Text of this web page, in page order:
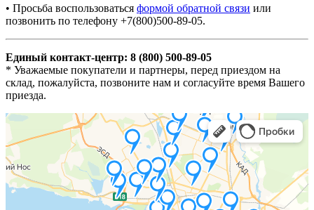
• Просьба воспользоваться формой обратной связи или
позвонить по телефону +7(800)500-89-05.
Единый контакт-центр: 8 (800) 500-89-05
* Уважаемые покупатели и партнеры, перед приездом на
склад, пожалуйста, позвоните нам и согласуйте время Вашего
приезда.